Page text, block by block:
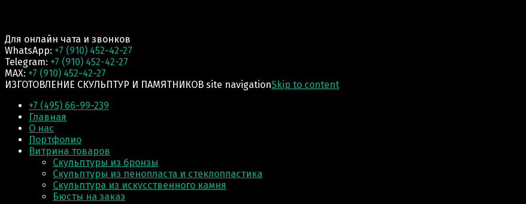
Для онлайн чата и звонков
WhatsApp: +7 (910) 452-42-27
Telegram: +7 (910) 452-42-27
MAX: +7 (910) 452-42-27
ИЗГОТОВЛЕНИЕ СКУЛЬПТУР И ПАМЯТНИКОВ site navigationSkip to content
+7 (495) 66-99-239
Главная
О нас
Портфолио
Витрина товаров
Скульптуры из бронзы
Скульптуры из пенопласта и стеклопластика
Скульптура из искусственного камня
Бюсты на заказ